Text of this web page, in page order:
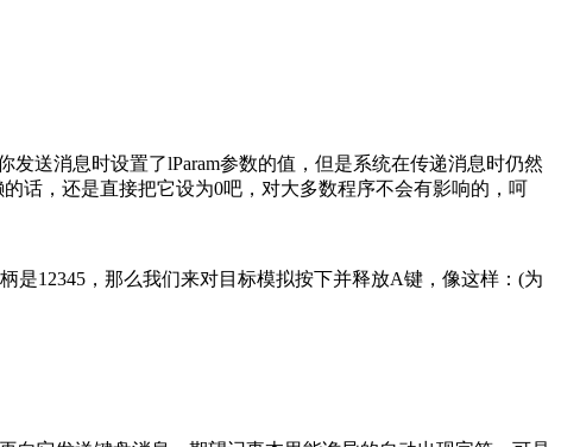
送消息时设置了lParam参数的值，但是系统在传递消息时仍然
话，还是直接把它设为0吧，对大多数程序不会有影响的，呵
12345，那么我们来对目标模拟按下并释放A键，像这样：(为